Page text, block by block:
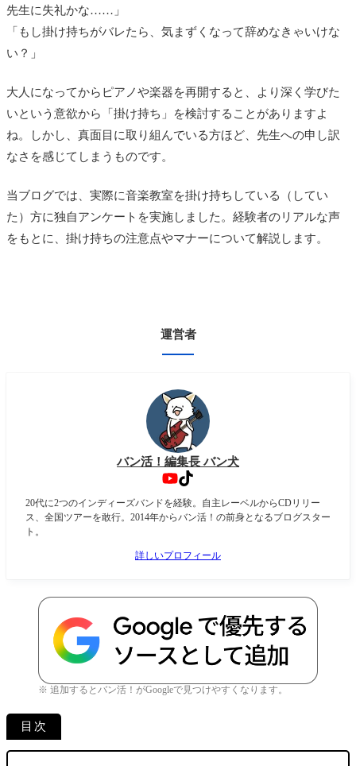
先生に失礼かな……」
「もし掛け持ちがバレたら、気まずくなって辞めなきゃいけな
い？」
大人になってからピアノや楽器を再開すると、より深く学びた
いという意欲から「掛け持ち」を検討することがありますよ
ね。しかし、真面目に取り組んでいる方ほど、先生への申し訳
なさを感じてしまうものです。
当ブログでは、実際に音楽教室を掛け持ちしている（してい
た）方に独自アンケートを実施しました。経験者のリアルな声
をもとに、掛け持ちの注意点やマナーについて解説します。
運営者
バン活！編集長 バン犬
20代に2つのインディーズバンドを経験。自主レーベルからCDリリー
ス、全国ツアーを敢行。2014年からバン活！の前身となるブログスター
ト。
詳しいプロフィール
※ 追加するとバン活！がGoogleで見つけやすくなります。
目次